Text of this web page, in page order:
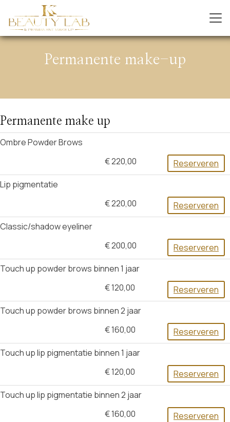
Permanente make-up
Permanente make up
Ombre Powder Brows
Reserveren
€ 220,00
Lip pigmentatie
Reserveren
€ 220,00
Classic/shadow eyeliner
Reserveren
€ 200,00
Touch up powder brows binnen 1 jaar
Reserveren
€ 120,00
Touch up powder brows binnen 2 jaar
Reserveren
€ 160,00
Touch up lip pigmentatie binnen 1 jaar
Reserveren
€ 120,00
Touch up lip pigmentatie binnen 2 jaar
Reserveren
€ 160,00